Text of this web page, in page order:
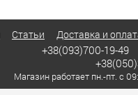
Статьи Доставка и
+38(093)700-19-49
Магазин работает пн.-пт. с